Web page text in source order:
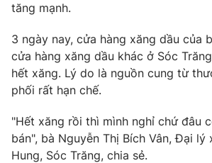
Phim VTV
Hậu trường
Nhân vật
Khán giả
Giải sao mai
Điện ảnh
Âm nhạc
Sao
Đời sống
Du lịch
Làm đẹp
Chất lượng cuộc sống
Tuyển sinh
Công nghệ
tăng mạnh.
3 ngày nay, cửa hàng xăng dầu của
cửa hàng xăng dầu khác ở Sóc
hết xăng. Lý do là nguồn cung từ
phối rất hạn chế.
"Hết xăng rồi thì mình nghỉ chứ đâu
bán", bà Nguyễn Thị Bích Vân, Đại lý
Hung, Sóc Trăng, chia sẻ.